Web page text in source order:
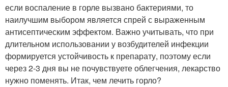
если воспаление в горле вызвано бактериями, то
наилучшим выбором является спрей с выраженным
антисептическим эффектом. Важно учитывать, что при
длительном использовании у возбудителей инфекции
формируется устойчивость к препарату, поэтому если
через 2-3 дня вы не почувствуете облегчения, лекарство
нужно поменять. Итак, чем лечить горло?